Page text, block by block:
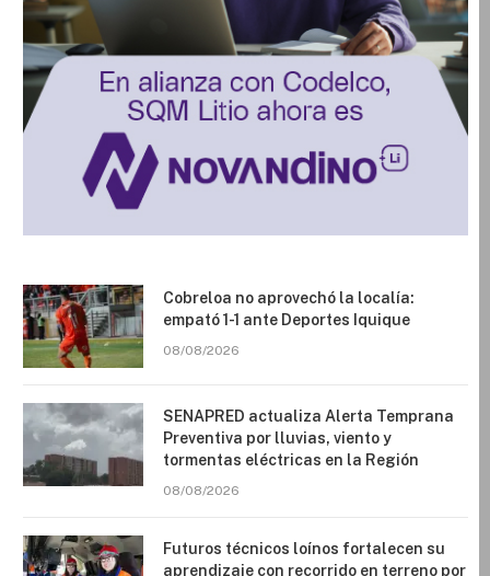
Cobreloa no aprovechó la localía:
empató 1-1 ante Deportes Iquique
08/08/2026
SENAPRED actualiza Alerta Temprana
Preventiva por lluvias, viento y
tormentas eléctricas en la Región
08/08/2026
Futuros técnicos loínos fortalecen su
aprendizaje con recorrido en terreno por